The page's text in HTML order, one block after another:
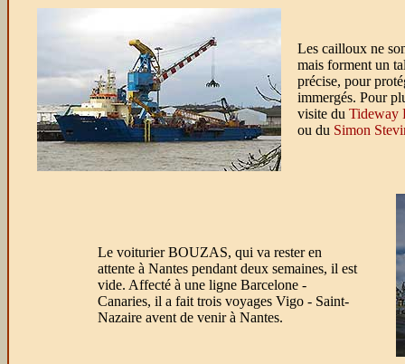
Les cailloux ne
mais forment un
précise, pour
immergés. Pour
visite du Tideway
ou du Simon
Le voiturier BOUZAS, qui va rester en
attente à Nantes pendant deux semaines, il est
vide. Affecté à une ligne Barcelone -
Canaries, il a fait trois voyages Vigo - Saint-
Nazaire avent de venir à Nantes.